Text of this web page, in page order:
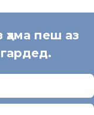
пеш аз